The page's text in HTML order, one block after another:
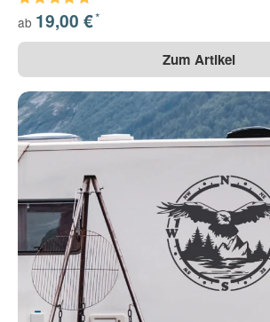
ab 19,00 €*
Zum Artikel